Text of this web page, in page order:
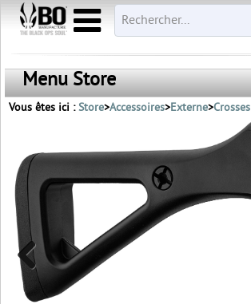
Menu Store
Vous êtes ici :Store>Accessoires>Externe>Crosses